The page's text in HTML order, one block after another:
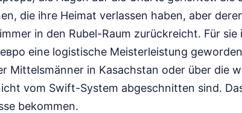
die ihre Heimat verlassen haben, aber
in den Rubel-Raum zurückreicht. Für
eine logistische Meisterleistung
Mittelsmänner in Kasachstan oder über die
vom Swift-System abgeschnitten sind.
bekommen.